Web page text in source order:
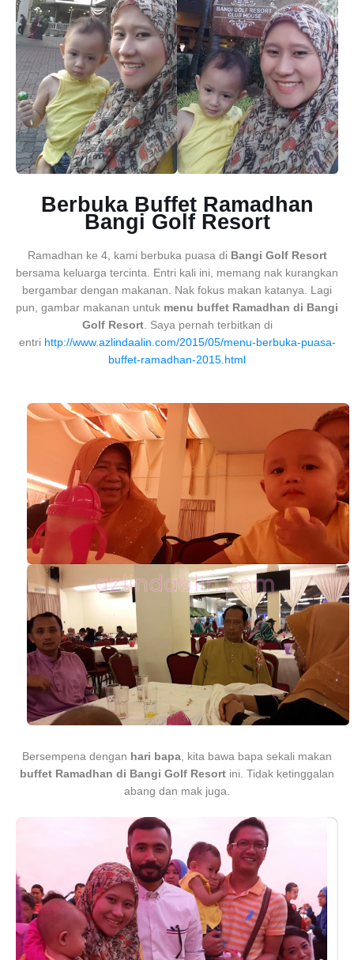
Berbuka Buffet Ramadhan
Bangi Golf Resort
Ramadhan ke 4, kami berbuka puasa di Bangi Golf Resort
bersama keluarga tercinta. Entri kali ini, memang nak kurangkan
bergambar dengan makanan. Nak fokus makan katanya. Lagi
pun, gambar makanan untuk menu buffet Ramadhan di Bangi
Golf Resort. Saya pernah terbitkan di
entri http://www.azlindaalin.com/2015/05/menu-berbuka-puasa-
buffet-ramadhan-2015.html
Bersempena dengan hari bapa , kita bawa bapa sekali makan
buffet Ramadhan di Bangi Golf Resort ini. Tidak ketinggalan
abang dan mak juga.